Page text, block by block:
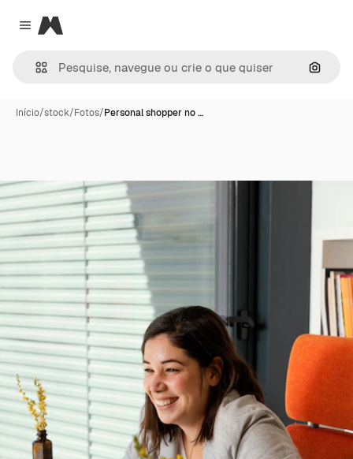
Close menu
Magnific
Início/stock/Fotos/Personal shopper no …